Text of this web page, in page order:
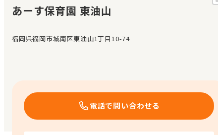
おすすめの園
エンクルの特徴と活用方法
あーす保育園 東油山
福岡県福岡市城南区東油山1丁目10-74
電話で問い合わせる